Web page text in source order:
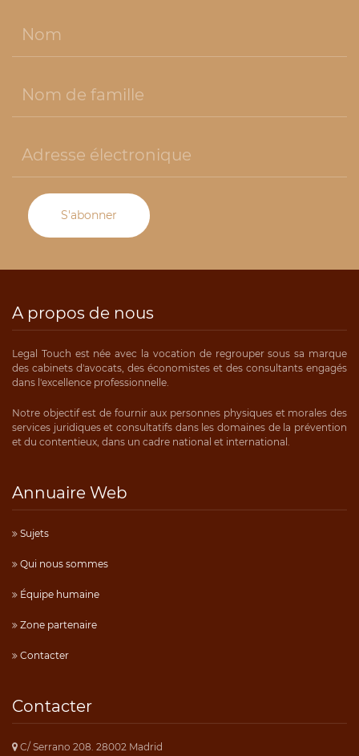
S'abonner
A propos de nous
Legal Touch est née avec la vocation de regrouper sous sa marque
des cabinets d'avocats, des économistes et des consultants engagés
dans l'excellence professionnelle.
Notre objectif est de fournir aux personnes physiques et morales des
services juridiques et consultatifs dans les domaines de la prévention
et du contentieux, dans un cadre national et international.
Annuaire Web
Sujets
Qui nous sommes
Équipe humaine
Zone partenaire
Contacter
Contacter
C/ Serrano 208. 28002 Madrid